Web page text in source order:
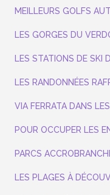
MEILLEURS GOLFS
LES GORGES DU
LES STATIONS DE SKI
LES RANDONNÉES
VIA FERRATA DANS
POUR OCCUPER LES
PARCS
LES PLAGES À